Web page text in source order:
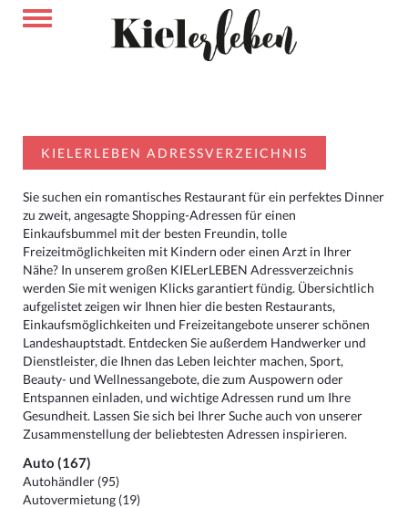
KIELERLEBEN ADRESSVERZEICHNIS
Sie suchen ein romantisches Restaurant für ein perfektes Dinner
zu zweit, angesagte Shopping-Adressen für einen
Einkaufsbummel mit der besten Freundin, tolle
Freizeitmöglichkeiten mit Kindern oder einen Arzt in Ihrer
Nähe? In unserem großen KIELerLEBEN Adressverzeichnis
werden Sie mit wenigen Klicks garantiert fündig. Übersichtlich
aufgelistet zeigen wir Ihnen hier die besten Restaurants,
Einkaufsmöglichkeiten und Freizeitangebote unserer schönen
Landeshauptstadt. Entdecken Sie außerdem Handwerker und
Dienstleister, die Ihnen das Leben leichter machen, Sport,
Beauty- und Wellnessangebote, die zum Auspowern oder
Entspannen einladen, und wichtige Adressen rund um Ihre
Gesundheit. Lassen Sie sich bei Ihrer Suche auch von unserer
Zusammenstellung der beliebtesten Adressen inspirieren.
Auto (167)
Autohändler (95)
Autovermietung (19)